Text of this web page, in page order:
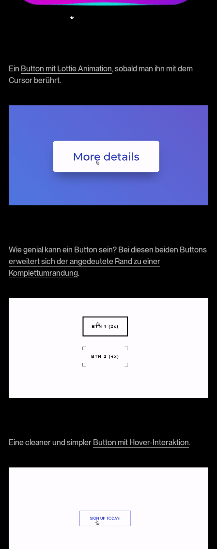
Ein Button mit Lottie Animation, sobald man ihn mit dem
Cursor berührt.
Wie genial kann ein Button sein? Bei diesen beiden Buttons
erweitert sich der angedeutete Rand zu einer
Komplettumrandung.
Eine cleaner und simpler Button mit Hover-Interaktion.